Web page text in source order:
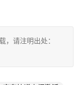
，请注明出处：